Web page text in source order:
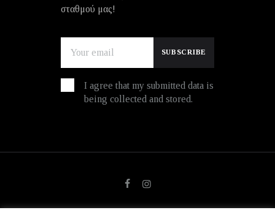
σταθμού μας!
I agree that my submitted data is
being collected and stored.